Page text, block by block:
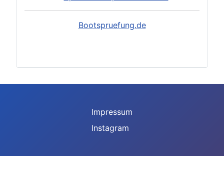
Bootspruefung.de
Impressum
Instagram